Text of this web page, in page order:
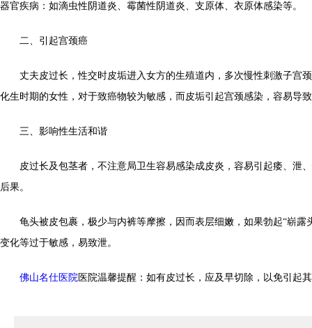
器官疾病：如滴虫性阴道炎、霉菌性阴道炎、支原体、衣原体感染等。
二、引起宫颈癌
丈夫皮过长，性交时皮垢进入女方的生殖道内，多次慢性刺激子宫
化生时期的女性，对于致癌物较为敏感，而皮垢引起宫颈感染，容易导
三、影响性生活和谐
皮过长及包茎者，不注意局卫生容易感染成皮炎，容易引起痿、泄
后果。
龟头被皮包裹，极少与内裤等摩擦，因而表层细嫩，如果勃起“崭露
变化等过于敏感，易致泄。
佛山名仕医院 医院温馨提醒：如有皮过长，应及早切除，以免引起